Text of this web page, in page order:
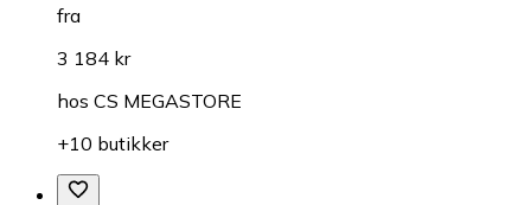
fra
3 184 kr
hos CS MEGASTORE
+10 butikker